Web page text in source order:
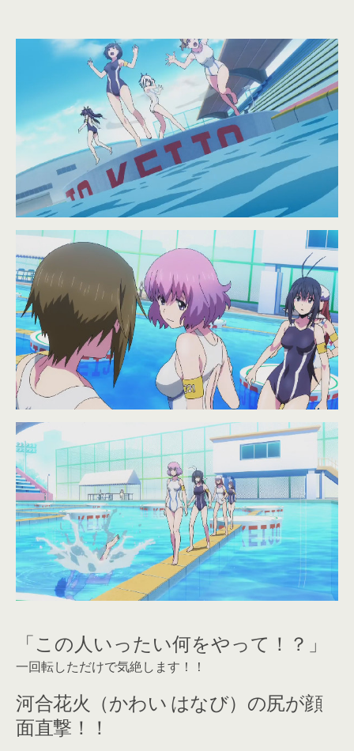
「この人いったい何をやって！？」
一回転しただけで気絶します！！
河合花火（かわい はなび）の尻が顔
面直撃！！